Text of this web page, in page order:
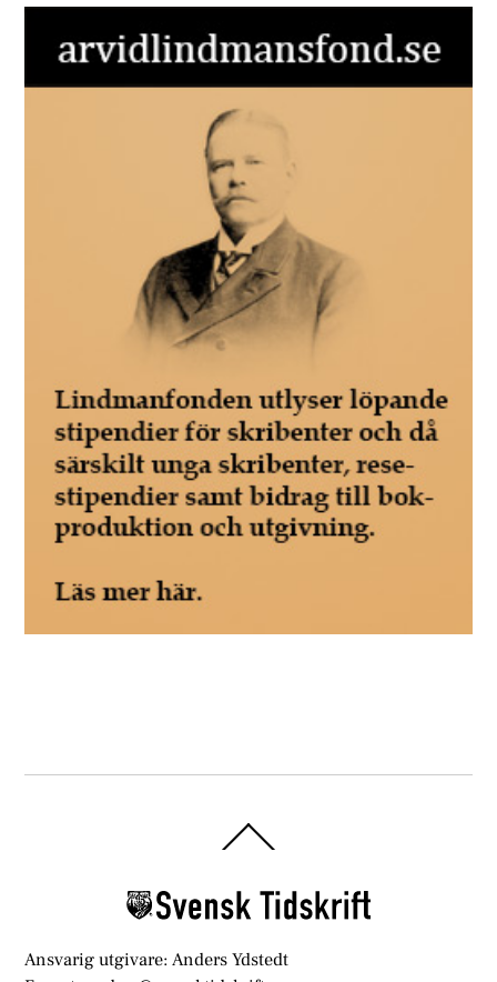
To
Ansvarig utgivare: Anders Ydstedt